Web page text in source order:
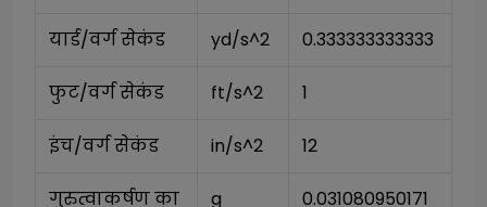
यार्ड/वर्ग सेकंड yd/s^2 0.333333333333
फुट/वर्ग सेकंड ft/s^2 1
इंच/वर्ग सेकंड in/s^2 12
गुरुत्वाकर्षण का
g
0.031080950171